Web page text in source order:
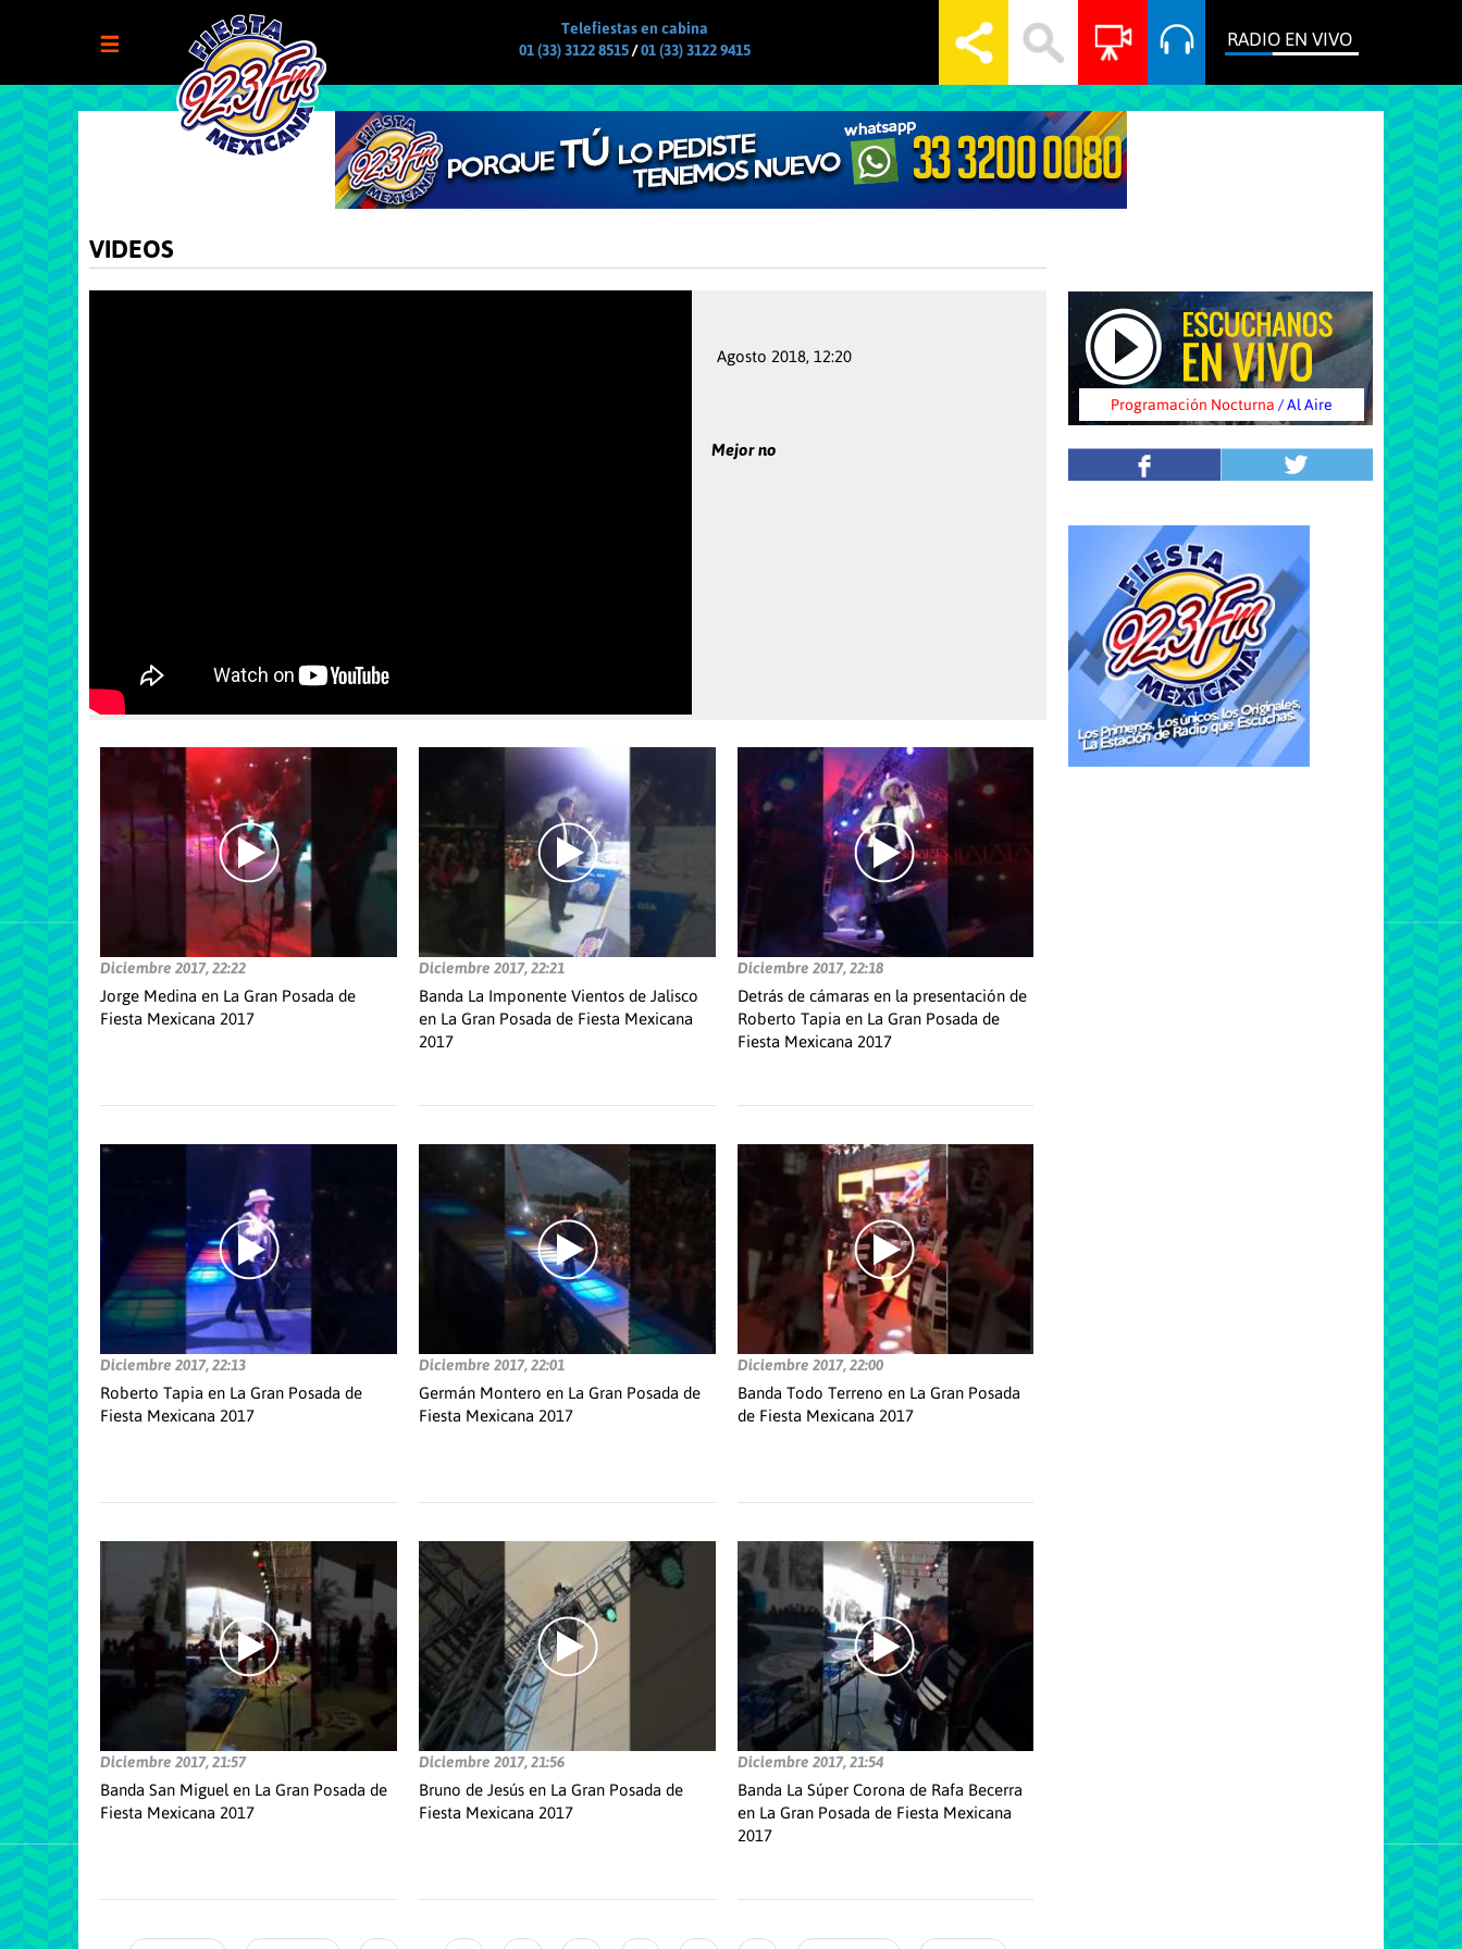
Telefiestas en cabina
01 (33) 3122 8515/01 (33) 3122 9415 RADIO EN VIVO
VIDEOS
Agosto 2018, 12:20
Mejor no
Diciembre 2017, 22:22
Jorge Medina en La Gran Posada de
Fiesta Mexicana 2017
Diciembre 2017, 22:21
Banda La Imponente Vientos de Jalisco
en La Gran Posada de Fiesta Mexicana
2017
Diciembre 2017, 22:18
Detrás de cámaras en la presentación de
Roberto Tapia en La Gran Posada de
Fiesta Mexicana 2017
Diciembre 2017, 22:13
Roberto Tapia en La Gran Posada de
Fiesta Mexicana 2017
Diciembre 2017, 22:01
Germán Montero en La Gran Posada de
Fiesta Mexicana 2017
Diciembre 2017, 22:00
Banda Todo Terreno en La Gran Posada
de Fiesta Mexicana 2017
Diciembre 2017, 21:57
Banda San Miguel en La Gran Posada de
Fiesta Mexicana 2017
Diciembre 2017, 21:56
Bruno de Jesús en La Gran Posada de
Fiesta Mexicana 2017
Diciembre 2017, 21:54
Banda La Súper Corona de Rafa Becerra
en La Gran Posada de Fiesta Mexicana
2017
Programación Nocturna / Al Aire